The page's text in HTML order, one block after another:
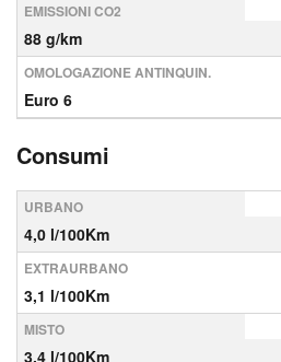
EMISSIONI CO2
88 g/km
OMOLOGAZIONE ANTINQUIN.
Euro 6
Consumi
URBANO
4,0 l/100Km
EXTRAURBANO
3,1 l/100Km
MISTO
3,4 l/100Km